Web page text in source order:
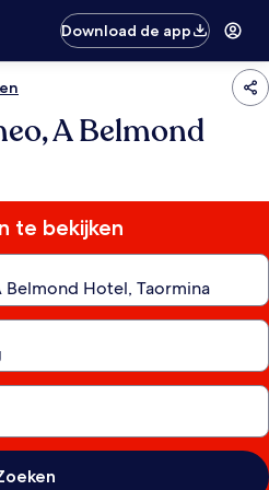
Download de app
A Belmond
te bekijken